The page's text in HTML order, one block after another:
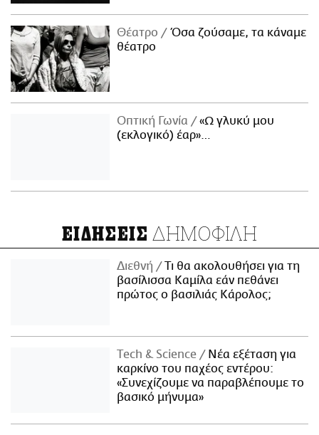
Θέατρο
Όσα ζούσαμε, τα κάναμε
θέατρο
Οπτική Γωνία
«Ω γλυκύ μου
(εκλογικό) έαρ»…
ΕΙΔΗΣΕΙΣ ΔΗΜΟΦΙΛΗ
Διεθνή
Τι θα ακολουθήσει για τη
βασίλισσα Καμίλα εάν πεθάνει
πρώτος ο βασιλιάς Κάρολος;
Τech & Science
Νέα εξέταση για
καρκίνο του παχέος εντέρου:
«Συνεχίζουμε να παραβλέπουμε το
βασικό μήνυμα»